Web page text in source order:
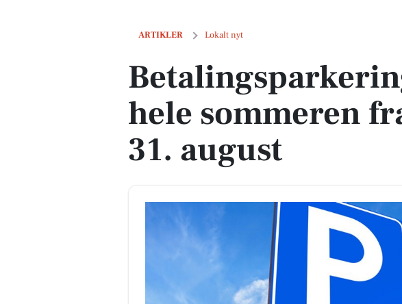
ARTIKLER Lokalt nyt
Betalingsparkering i Skagen hele sommeren fra 1. juni til 31.
hele sommeren
31. august